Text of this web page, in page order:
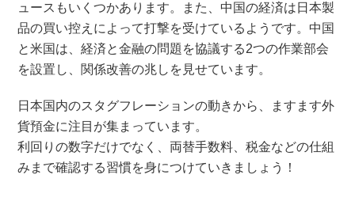
ュースもいくつかあります。また、中国の経済は日本製
品の買い控えによって打撃を受けているようです。中国
と米国は、経済と金融の問題を協議する2つの作業部会
を設置し、関係改善の兆しを見せています。
日本国内のスタグフレーションの動きから、ますます外
貨預金に注目が集まっています。
利回りの数字だけでなく、両替手数料、税金などの仕組
みまで確認する習慣を身につけていきましょう！